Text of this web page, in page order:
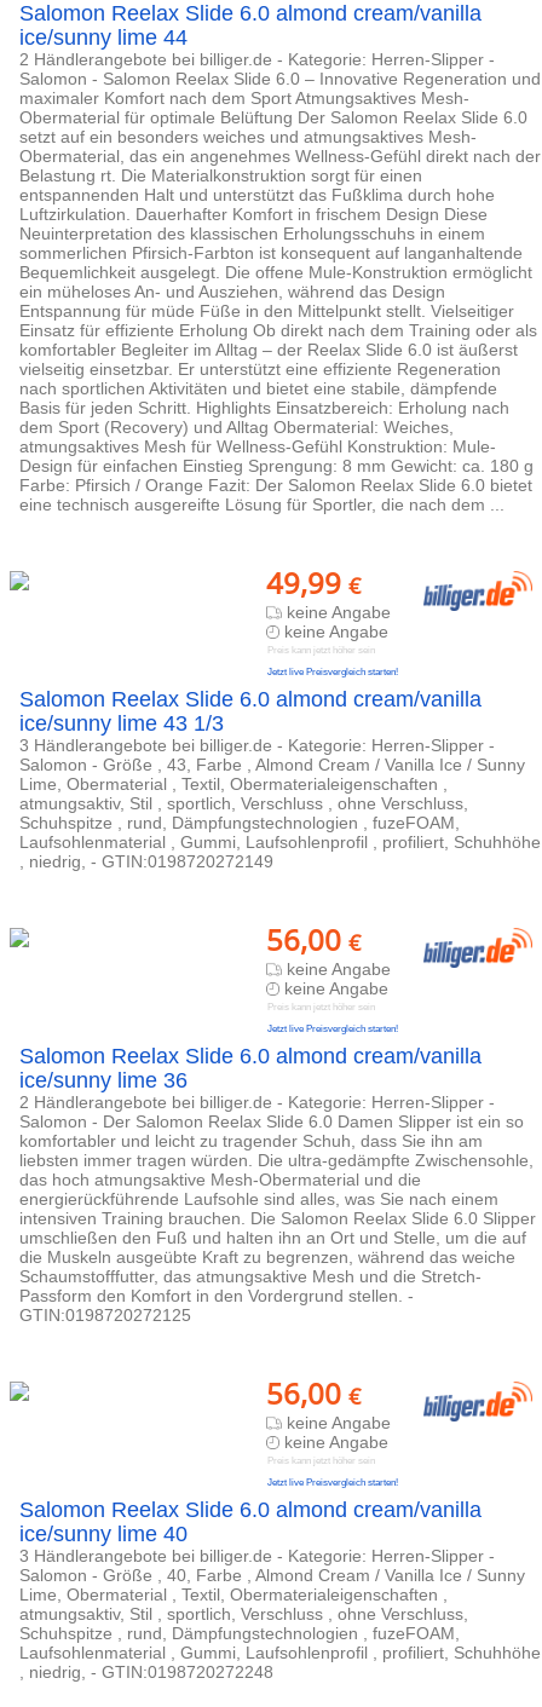
Salomon Reelax Slide 6.0 almond cream/vanilla
ice/sunny lime 44
2 Händlerangebote bei billiger.de - Kategorie: Herren-Slipper -
Salomon - Salomon Reelax Slide 6.0 – Innovative Regeneration und
maximaler Komfort nach dem Sport Atmungsaktives Mesh-
Obermaterial für optimale Belüftung Der Salomon Reelax Slide 6.0
setzt auf ein besonders weiches und atmungsaktives Mesh-
Obermaterial, das ein angenehmes Wellness-Gefühl direkt nach der
Belastung rt. Die Materialkonstruktion sorgt für einen
entspannenden Halt und unterstützt das Fußklima durch hohe
Luftzirkulation. Dauerhafter Komfort in frischem Design Diese
Neuinterpretation des klassischen Erholungsschuhs in einem
sommerlichen Pfirsich-Farbton ist konsequent auf langanhaltende
Bequemlichkeit ausgelegt. Die offene Mule-Konstruktion ermöglicht
ein müheloses An- und Ausziehen, während das Design
Entspannung für müde Füße in den Mittelpunkt stellt. Vielseitiger
Einsatz für effiziente Erholung Ob direkt nach dem Training oder als
komfortabler Begleiter im Alltag – der Reelax Slide 6.0 ist äußerst
vielseitig einsetzbar. Er unterstützt eine effiziente Regeneration
nach sportlichen Aktivitäten und bietet eine stabile, dämpfende
Basis für jeden Schritt. Highlights Einsatzbereich: Erholung nach
dem Sport (Recovery) und Alltag Obermaterial: Weiches,
atmungsaktives Mesh für Wellness-Gefühl Konstruktion: Mule-
Design für einfachen Einstieg Sprengung: 8 mm Gewicht: ca. 180 g
Farbe: Pfirsich / Orange Fazit: Der Salomon Reelax Slide 6.0 bietet
eine technisch ausgereifte Lösung für Sportler, die nach dem ...
49,99 €
keine Angabe
keine Angabe
Preis kann jetzt höher sein
Jetzt live Preisvergleich starten!
Salomon Reelax Slide 6.0 almond cream/vanilla
ice/sunny lime 43 1/3
3 Händlerangebote bei billiger.de - Kategorie: Herren-Slipper -
Salomon - Größe , 43, Farbe , Almond Cream / Vanilla Ice / Sunny
Lime, Obermaterial , Textil, Obermaterialeigenschaften ,
atmungsaktiv, Stil , sportlich, Verschluss , ohne Verschluss,
Schuhspitze , rund, Dämpfungstechnologien , fuzeFOAM,
Laufsohlenmaterial , Gummi, Laufsohlenprofil , profiliert, Schuhhöhe
, niedrig, - GTIN:0198720272149
56,00 €
keine Angabe
keine Angabe
Preis kann jetzt höher sein
Jetzt live Preisvergleich starten!
Salomon Reelax Slide 6.0 almond cream/vanilla
ice/sunny lime 36
2 Händlerangebote bei billiger.de - Kategorie: Herren-Slipper -
Salomon - Der Salomon Reelax Slide 6.0 Damen Slipper ist ein so
komfortabler und leicht zu tragender Schuh, dass Sie ihn am
liebsten immer tragen würden. Die ultra-gedämpfte Zwischensohle,
das hoch atmungsaktive Mesh-Obermaterial und die
energierückführende Laufsohle sind alles, was Sie nach einem
intensiven Training brauchen. Die Salomon Reelax Slide 6.0 Slipper
umschließen den Fuß und halten ihn an Ort und Stelle, um die auf
die Muskeln ausgeübte Kraft zu begrenzen, während das weiche
Schaumstofffutter, das atmungsaktive Mesh und die Stretch-
Passform den Komfort in den Vordergrund stellen. -
GTIN:0198720272125
56,00 €
keine Angabe
keine Angabe
Preis kann jetzt höher sein
Jetzt live Preisvergleich starten!
Salomon Reelax Slide 6.0 almond cream/vanilla
ice/sunny lime 40
3 Händlerangebote bei billiger.de - Kategorie: Herren-Slipper -
Salomon - Größe , 40, Farbe , Almond Cream / Vanilla Ice / Sunny
Lime, Obermaterial , Textil, Obermaterialeigenschaften ,
atmungsaktiv, Stil , sportlich, Verschluss , ohne Verschluss,
Schuhspitze , rund, Dämpfungstechnologien , fuzeFOAM,
Laufsohlenmaterial , Gummi, Laufsohlenprofil , profiliert, Schuhhöhe
, niedrig, - GTIN:0198720272248